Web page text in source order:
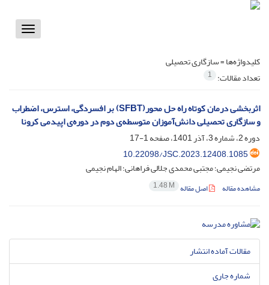
Toggle
کلیدواژه‌ها =سازگاری تحصیلی
تعداد مقالات: 1
اثربخشی درمان کوتاه راه حل محور(SFBT) بر افسردگی، استرس، اضطراب
و سازگاری تحصیلی دانش‌آموزان متوسطه‌ی دوم در دوره‌ی اپیدمی کرونا
دوره 2، شماره 3، آذر 1401، صفحه
1-17
10.22098/JSC.2023.12408.1085
مرتضی نجیمی؛ مجتبی محمدی جلالی فراهانی؛ الهام نجیمی
مشاهده مقاله اصل مقاله 1.48 M
مقالات آماده انتشار
شماره جاری